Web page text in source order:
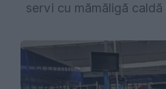
servi cu mămăligă